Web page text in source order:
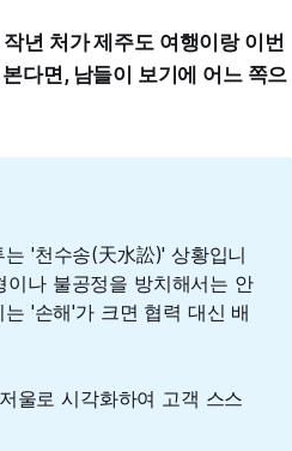
년 처가 제주도 여행이랑 이번
다면, 남들이 보기에 어느 쪽으
'천수송(天水訟)' 상황입니
나 불공정을 방치해서는 안
'손해'가 크면 협력 대신 배
울로 시각화하여 고객 스스